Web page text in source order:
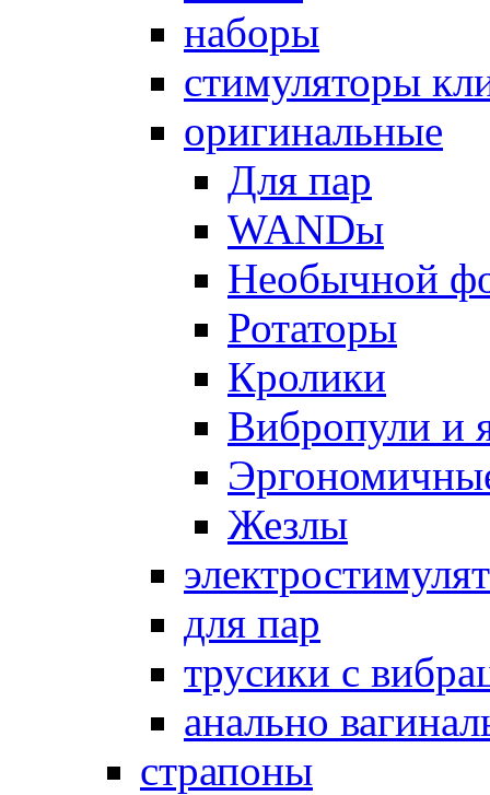
наборы
стимуляторы
оригинальные
Для пар
WANDы
Необычной
Ротаторы
Кролики
Вибропули и
Жезлы
для пар
трусики с
анально
страпоны